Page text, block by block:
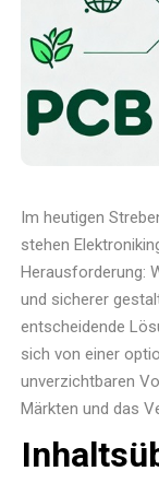
Im heutigen
stehen
Herausforderung:
und sicherer
entscheidende
sich von einer
unverzichtbaren
Märkten und das